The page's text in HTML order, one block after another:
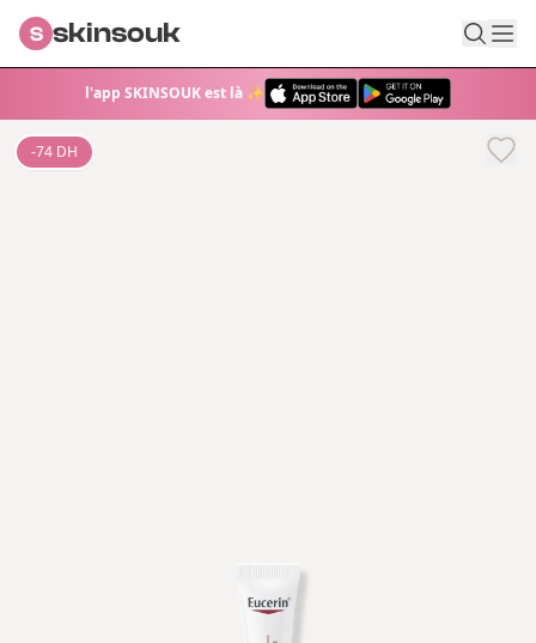
l'app SKINSOUK est là ✨
S skinsouk
-74 DH